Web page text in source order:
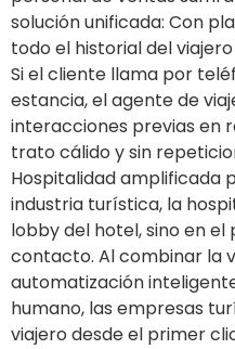
solución unificada: Con
todo el historial del
Si el cliente llama por
estancia, el agente de
interacciones previas en
trato cálido y sin
Hospitalidad amplificada
industria turística, la
lobby del hotel, sino en
contacto. Al combinar la
automatización
humano, las empresas
viajero desde el primer